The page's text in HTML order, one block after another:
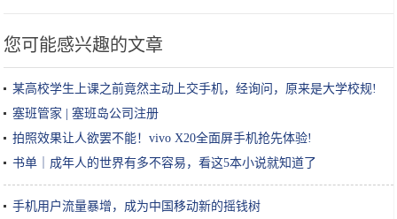
您可能感兴趣的文章
某高校学生上课之前竟然主动上交手机，经询问，原来是大学校规!
塞班管家 | 塞班岛公司注册
拍照效果让人欲罢不能！vivo X20全面屏手机抢先体验!
书单｜成年人的世界有多不容易，看这5本小说就知道了
手机用户流量暴增，成为中国移动新的摇钱树